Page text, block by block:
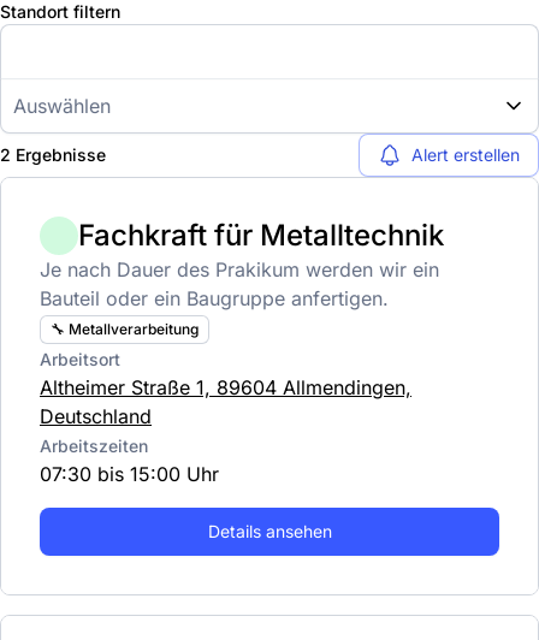
Standort filtern
Auswählen
2 Ergebnisse Alert erstellen
Fachkraft für Metalltechnik
Je nach Dauer des Prakikum werden wir ein
Bauteil oder ein Baugruppe anfertigen.
🔧 Metallverarbeitung
Arbeitsort
Altheimer Straße 1, 89604 Allmendingen,
Deutschland
Arbeitszeiten
07:30 bis 15:00 Uhr
Details ansehen